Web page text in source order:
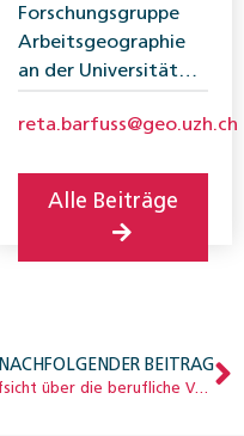
Forschungsgruppe
Arbeitsgeographie
an der Universität
reta.barfuss@geo.uzh.ch
Alle Beiträge
NACHFOLGENDER BEITRAG
Aufsicht über die berufliche Vorsorge: Zusammenarbeit verbessern